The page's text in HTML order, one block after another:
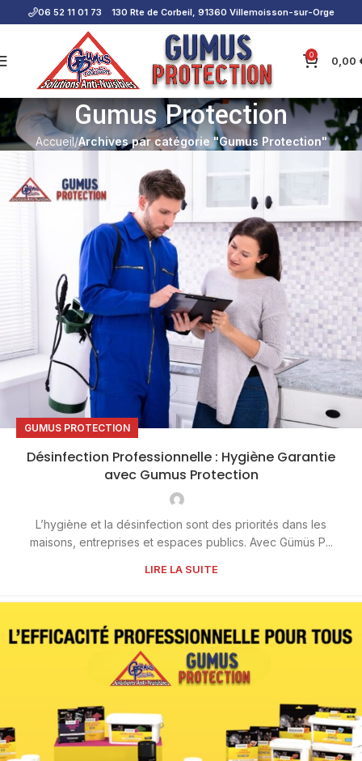
06 52 11 01 73 130 Rte de Corbeil, 91360 Villemoisson-sur-Orge
0 0,00
Gumus Protection
Accueil Archives par catégorie "Gumus Protection"
GUMUS PROTECTION
Désinfection Professionnelle : Hygiène Garantie
avec Gumus Protection
L’hygiène et la désinfection sont des priorités dans les
maisons, entreprises et espaces publics. Avec Gümüs P...
LIRE LA SUITE